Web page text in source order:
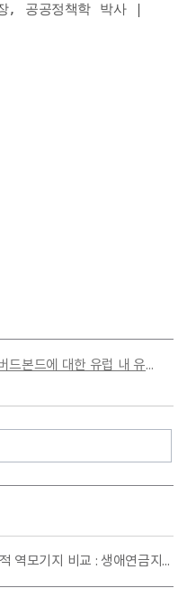
장, 공공정책학 박사 |
비유럽국가 발행 커버드본드에 대한 유럽 내 유동성 규제(HQLA) 동향 및 시사점.pdf
주택연금과 해외 공적 역모기지 비교 : 생애연금지급액 및 초기비용 중심으로